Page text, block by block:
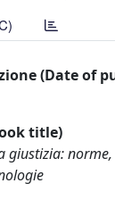
(Date of
title)
giustizia: norme,